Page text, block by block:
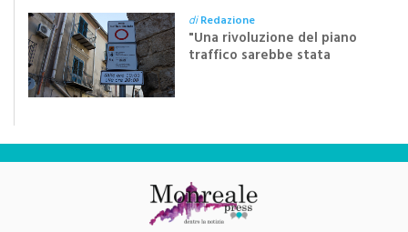
"Una rivoluzione del piano
traffico sarebbe stata
efficace se preceduta da
una rivoluzione culturale"
Testata Giornalistica Registrata